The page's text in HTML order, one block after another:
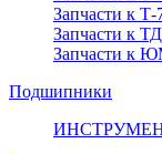
Запчасти к
Запчасти к
Запчасти к
Подшипники